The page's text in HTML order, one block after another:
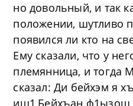
но довольный, и так
положении, шутливо
появился ли кто на
Ему сказали, что у
племянница, и тогда
сказал: Ди бейхэм я
ищ1,Бейхъан ф1ызощ